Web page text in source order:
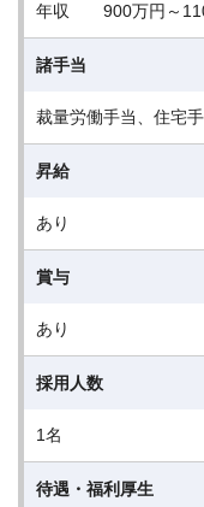
年収 900万円～
諸手当
裁量労働手当、住宅
昇給
あり
賞与
あり
採用人数
1名
待遇・福利厚生